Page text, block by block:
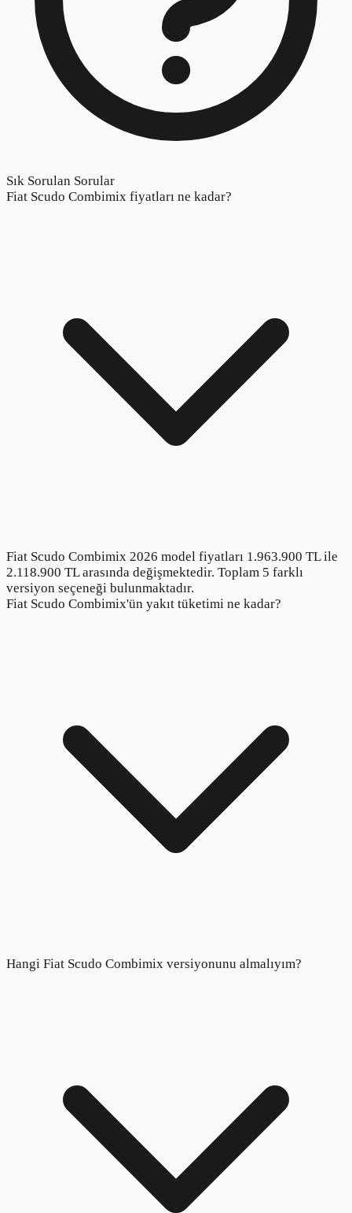
Sık Sorulan Sorular
Fiat Scudo Combimix fiyatları ne kadar?
Fiat Scudo Combimix 2026 model fiyatları 1.963.900 TL ile
2.118.900 TL arasında değişmektedir. Toplam 5 farklı
versiyon seçeneği bulunmaktadır.
Fiat Scudo Combimix'ün yakıt tüketimi ne kadar?
Hangi Fiat Scudo Combimix versiyonunu almalıyım?